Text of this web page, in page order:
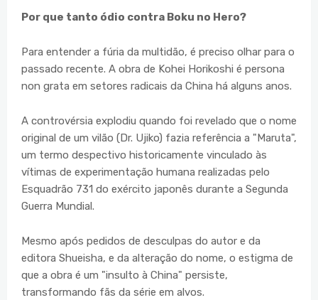
Por que tanto ódio contra Boku no Hero?
Para entender a fúria da multidão, é preciso olhar para o
passado recente. A obra de Kohei Horikoshi é persona
non grata em setores radicais da China há alguns anos.
A controvérsia explodiu quando foi revelado que o nome
original de um vilão (Dr. Ujiko) fazia referência a "Maruta",
um termo despectivo historicamente vinculado às
vítimas de experimentação humana realizadas pelo
Esquadrão 731 do exército japonês durante a Segunda
Guerra Mundial.
Mesmo após pedidos de desculpas do autor e da
editora Shueisha, e da alteração do nome, o estigma de
que a obra é um "insulto à China" persiste,
transformando fãs da série em alvos.